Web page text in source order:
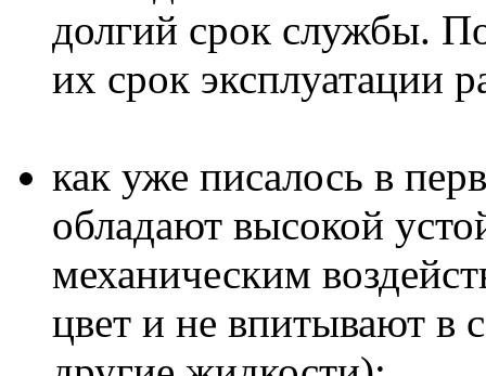
долгий срок службы.
их срок эксплуатации
как уже писалось в
обладают высокой
механическим
цвет и не впитывают в